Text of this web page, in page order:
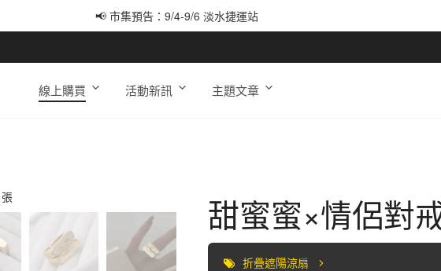
📢 市集預告：9/4-9/6 淡水捷運站
線上購買 活動新訊 主題文章
甜蜜蜜×情侶對
折疊遮陽涼扇